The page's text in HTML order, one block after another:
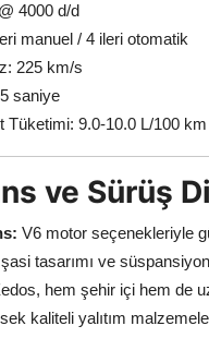
4000 d/d
manuel / 4 ileri otomatik
225 km/s
saniye
Tüketimi: 9.0-10.0 L/100 km
ve Sürüş
V6 motor seçenekleriyle
tasarımı ve
hem şehir içi hem de
kaliteli yalıtım